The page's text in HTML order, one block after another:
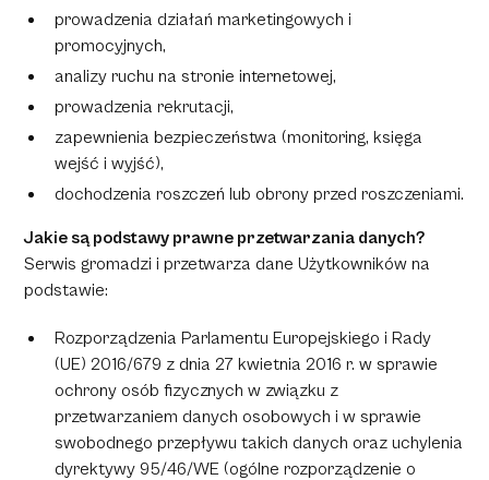
prowadzenia działań marketingowych i
promocyjnych,
analizy ruchu na stronie internetowej,
prowadzenia rekrutacji,
zapewnienia bezpieczeństwa (monitoring, księga
wejść i wyjść),
dochodzenia roszczeń lub obrony przed roszczeniami.
Jakie są podstawy prawne przetwarzania danych?
Serwis gromadzi i przetwarza dane Użytkowników na
podstawie:
Rozporządzenia Parlamentu Europejskiego i Rady
(UE) 2016/679 z dnia 27 kwietnia 2016 r. w sprawie
ochrony osób fizycznych w związku z
przetwarzaniem danych osobowych i w sprawie
swobodnego przepływu takich danych oraz uchylenia
dyrektywy 95/46/WE (ogólne rozporządzenie o